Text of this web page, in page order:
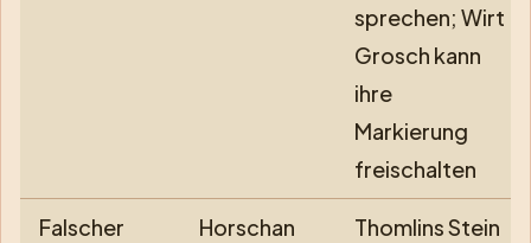
sprechen; Wirt
Grosch kann
ihre
Markierung
freischalten
Falscher
Horschan
Thomlins Stein